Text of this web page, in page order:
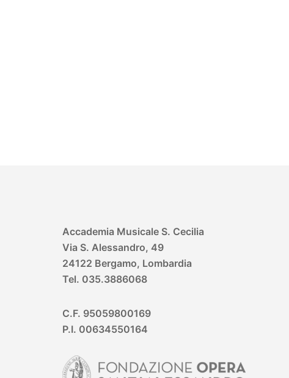
Accademia Musicale S. Cecilia
Via S. Alessandro, 49
24122 Bergamo, Lombardia
Tel. 035.3886068
C.F. 95059800169
P.I. 00634550164